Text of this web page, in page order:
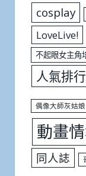
cosplay
LoveLive!
不起眼女主角
人氣排行
偶像大師灰姑娘
動畫
同人誌